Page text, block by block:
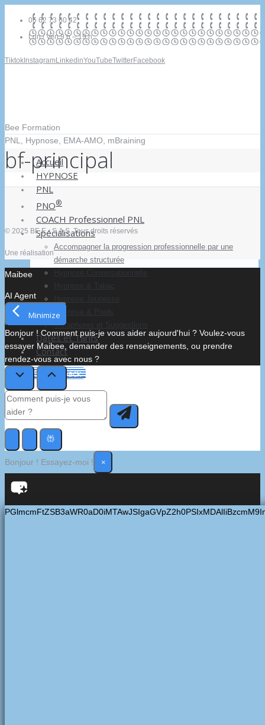
06 62 73 60 42
Lun / Ven 9 h – 19 h
Tiktok Instagram LinkedinYouTubeTwitterFacebook
Bee Formation
PNL, Hypnose, EMA-AMO, mBraining
Accueil
HYPNOSE
PNL
PNO®
COACH Professionnel PNL
Spécialisations
Accompagner la progression professionnelle par une
démarche structurée
Hypnose & Poids
Métaphores et Suggestions
Dates et Tarifs
Contact
MENU
CLOSE back
bf-principal
© 2025 BE.E - S.A.S. Tous droits réservés
Une réalisation
Maibee
AI Agent
Minimize
Bonjour ! Comment puis-je vous aider aujourd'hui ? Voulez-vous
essayer Maibee, demander des renseignements, ou prendre
rendez-vous avec nous ?
Bonjour ! Essayez-moi ! ×